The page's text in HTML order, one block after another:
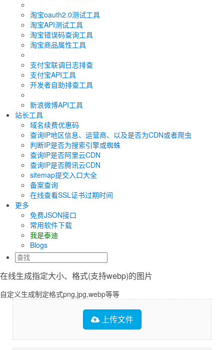
淘宝oauth2.0测试工具
淘宝API测试工具
淘宝错误码查询工具
淘宝商品属性工具
支付宝联调日志排查
支付宝API工具
开发者自助排查工具
新浪微博API工具
站长工具
域名续费优惠码
查询IP地区信息、运营商、以及是否为CDN或者爬虫
判断IP是否为搜索引擎或蜘蛛
查询IP是否阿里云CDN
查询IP是否腾讯云CDN
sitemap提交入口大全
备案查询
在线查看SSL证书过期时间
更多
免费JSON接口
常用软件下载
我是泰迪
Blogs
在线生成指定大小、格式(支持webp)的图片
自定义生成制定格式png,jpg,webp等等
上传文件